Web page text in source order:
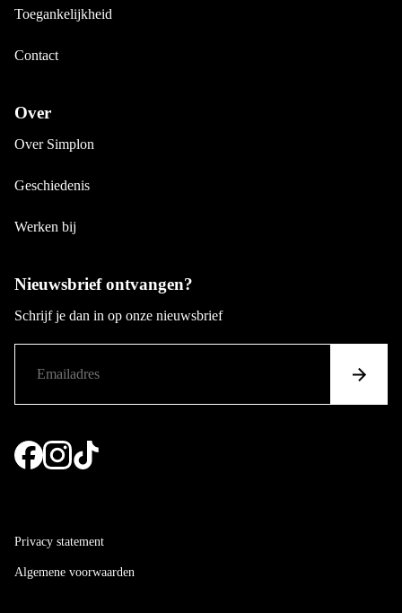
Toegankelijkheid
Contact
Over
Over Simplon
Geschiedenis
Werken bij
Nieuwsbrief ontvangen?
Schrijf je dan in op onze nieuwsbrief
Privacy statement
Algemene voorwaarden